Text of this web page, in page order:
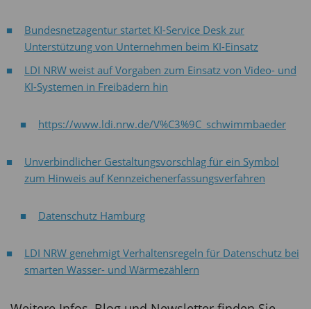
Bundesnetzagentur startet KI-Service Desk zur
Unterstützung von Unternehmen beim KI-Einsatz
LDI NRW weist auf Vorgaben zum Einsatz von Video- und
KI-Systemen in Freibädern hin
https://www.ldi.nrw.de/V%C3%9C_schwimmbaeder
Unverbindlicher Gestaltungsvorschlag für ein Symbol
zum Hinweis auf Kennzeichenerfassungsverfahren
Datenschutz Hamburg
LDI NRW genehmigt Verhaltensregeln für Datenschutz bei
smarten Wasser- und Wärmezählern